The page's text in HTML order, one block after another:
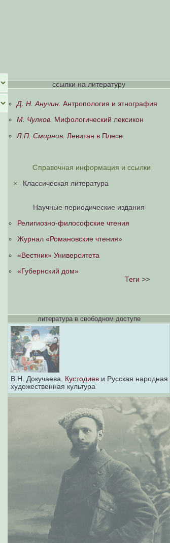
ссылки на литературу
Д. Н. Анучин. Антропология и этнография
М. Чулков. Мифологический лексикон
Л.П. Смирнов. Левитан в Плесе
Справочная информация и ссылки
Классическая литература
Научные периодические издания
Религиозно-философские чтения
Журнал «Романовские чтения»
«Вестник» Университета
«Губернский дом»
Теги >>
литература в свободном доступе
В.Н. Докучаева. Кустодиев и Русская народная
художественная культура